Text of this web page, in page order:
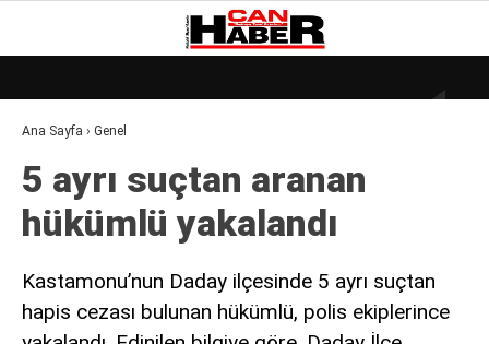
18.3°
GALERİ
DÜNYA
EKONOMI
KÜLÜR – SANAT
Ana Sayfa › Genel
5 ayrı suçtan aranan
hükümlü yakalandı
Kastamonu’nun Daday ilçesinde 5 ayrı suçtan
hapis cezası bulunan hükümlü, polis ekiplerince